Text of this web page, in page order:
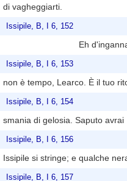
di vagheggiarti.
Issipile, B, I 6, 152
Eh d'ingannarmi
Issipile, B, I 6, 153
non è tempo, Learco. È il tuo
Issipile, B, I 6, 154
smania di gelosia. Saputo avrai
Issipile, B, I 6, 156
Issipile si stringe; e qualche
Issipile, B, I 6, 157